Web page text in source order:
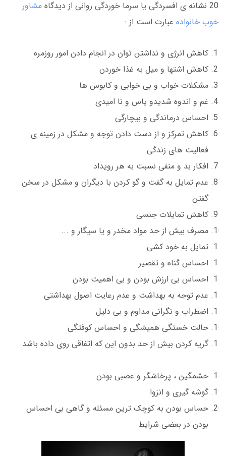
20 نشانه ی افسردگی یا سرما خوردگی روانی از دیدگاه
مشاور
خوب خانواده عبارت است از :
کاهش انرژی و نداشتن توان در انجام دادن امور روزمره
کاهش اشتها و میل به غذا خوردن
مشکلات خواب و بی خوابی و کابوس ها
غم و اندوه شدیدو یاس و نا امیدی
احساس درماندگی و بیچارگی
کاهش تمرکز و از دست دادن توجه و مشکل در زمینه ی
فعالیت های زندگی
افکار بد و منفی نسبت به هر رویداد
عدم تمایل به گفت و گو کردن با دیگران و مشکل در سخن
گفتن
کاهش تمایلات جنسی
مصرف بیش از حد مواد مخدر و یا سیگار و ...
تمایل به خود کشی
احساس گناه و تقصیر
احساس بی ارزش بودن و بی اهمیت بودن
عدم توجه به بهداشت و عدم رعایت اصول بهداشتی
اضطراب و نگرانی مداوم و بی دلیل
حالت خستگی همیشگی و احساس کوفتگی
گریه کردن بیش از حد بدون این که اتفاقی روی داده باشد
.
خشمگین ، پرخاشگر و عصبی بودن
گوشه گیری و انزوا
حساس بودن به کوچک ترین مسئله و گاهی بی احساس
بودن در بعضی شرایط